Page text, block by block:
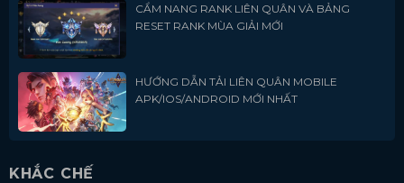
CẨM NANG RANK LIÊN QUÂN VÀ BẢNG
RESET RANK MÙA GIẢI MỚI
HƯỚNG DẪN TẢI LIÊN QUÂN MOBILE
APK/IOS/ANDROID MỚI NHẤT
KHẮC CHẾ